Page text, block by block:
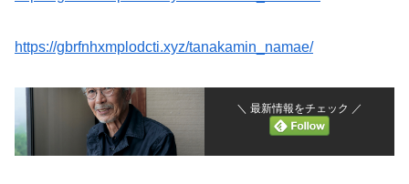
https://gbrfnhxmplodcti.xyz/tanakamin_namae/
＼ 最新情報をチェック ／